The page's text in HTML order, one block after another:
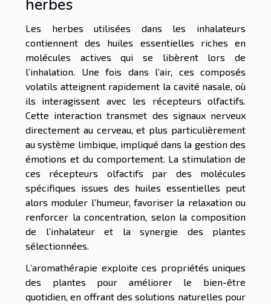
herbes
Les herbes utilisées dans les inhalateurs
contiennent des huiles essentielles riches en
molécules actives qui se libèrent lors de
l’inhalation. Une fois dans l’air, ces composés
volatils atteignent rapidement la cavité nasale, où
ils interagissent avec les récepteurs olfactifs.
Cette interaction transmet des signaux nerveux
directement au cerveau, et plus particulièrement
au système limbique, impliqué dans la gestion des
émotions et du comportement. La stimulation de
ces récepteurs olfactifs par des molécules
spécifiques issues des huiles essentielles peut
alors moduler l’humeur, favoriser la relaxation ou
renforcer la concentration, selon la composition
de l’inhalateur et la synergie des plantes
sélectionnées.
L’aromathérapie exploite ces propriétés uniques
des plantes pour améliorer le bien-être
quotidien, en offrant des solutions naturelles pour